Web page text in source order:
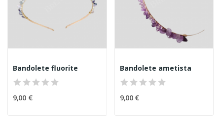
Bandolete fluorite
9,00 €
Bandolete ametista
9,00 €